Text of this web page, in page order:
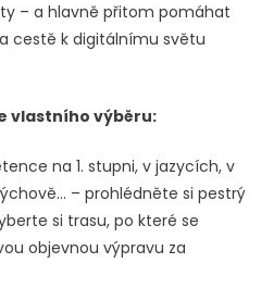
– a hlavně přitom pomáhat
cestě k digitálnímu světu
vlastního výběru:
na 1. stupni, v jazycích, v
– prohlédněte si pestrý
si trasu, po které se
objevnou výpravu za